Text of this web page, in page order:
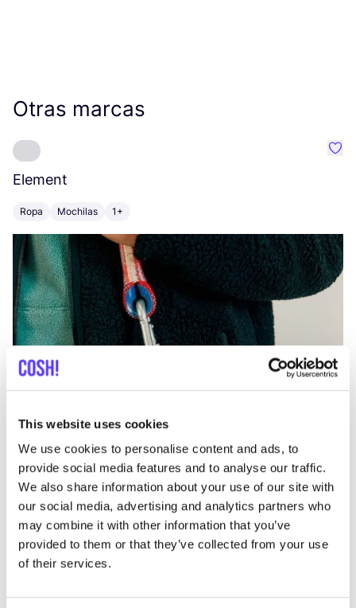
This website uses cookies
We use cookies to personalise content and ads, to
provide social media features and to analyse our traffic.
We also share information about your use of our site with
our social media, advertising and analytics partners who
may combine it with other information that you’ve
provided to them or that they’ve collected from your use
of their services.
Otras marcas
Element
Ropa Mochilas 1+